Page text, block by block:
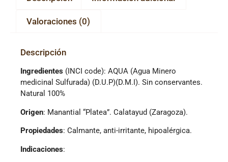
Valoraciones (0)
Descripción
Ingredientes (INCI code): AQUA (Agua Minero
medicinal Sulfurada) (D.U.P)(D.M.I). Sin conservantes.
Natural 100%
Origen: Manantial “Platea”. Calatayud (Zaragoza).
Propiedades: Calmante, anti-irritante, hipoalérgica.
Indicaciones: